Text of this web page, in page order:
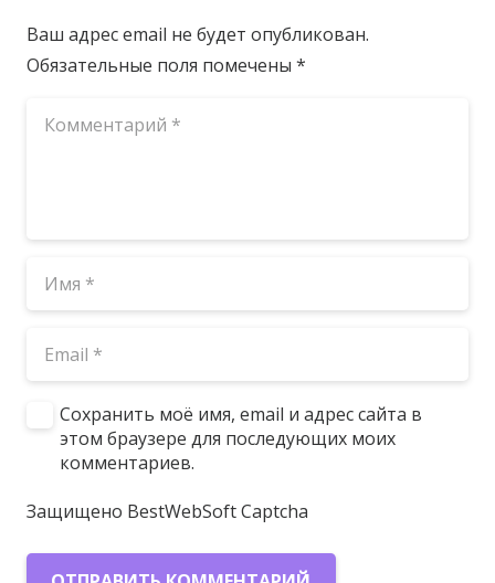
Ваш адрес email не будет опубликован.
Обязательные поля помечены *
Сохранить моё имя, email и адрес сайта в
этом браузере для последующих моих
комментариев.
Защищено BestWebSoft Captcha